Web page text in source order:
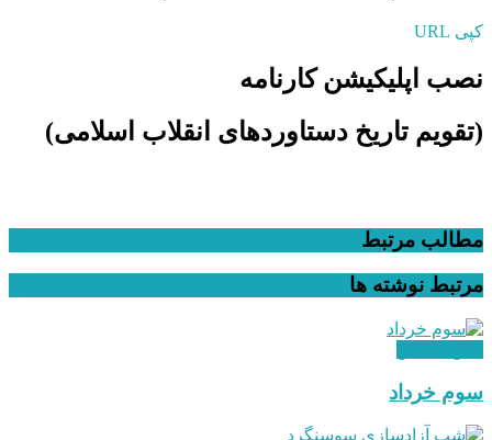
کپی URL
نصب اپلیکیشن کارنامه
(تقویم تاریخ دستاوردهای انقلاب اسلامی​)
مطالب مرتبط
مرتبط نوشته ها
سوم خرداد